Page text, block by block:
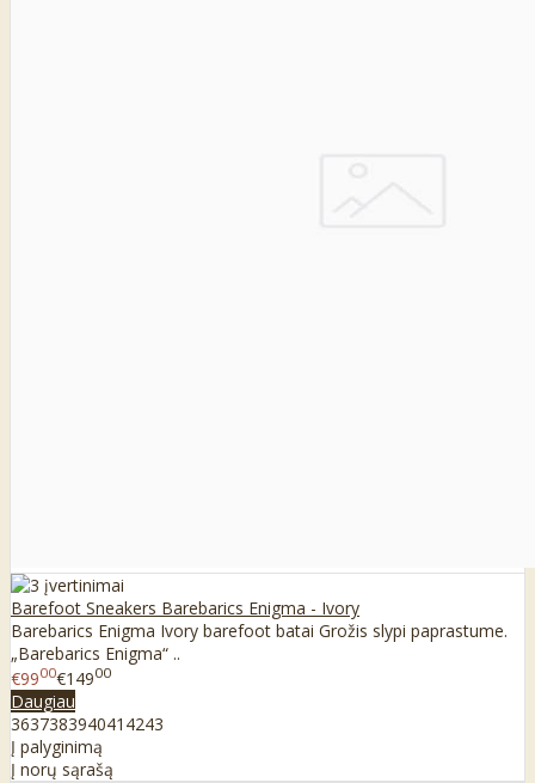
Barefoot Sneakers Barebarics Enigma - Ivory
Barebarics Enigma Ivory barefoot batai Grožis slypi paprastume.
„Barebarics Enigma“ ..
€9900€14900
Daugiau
363738394041 4243
Į palyginimą
Į norų sąrašą